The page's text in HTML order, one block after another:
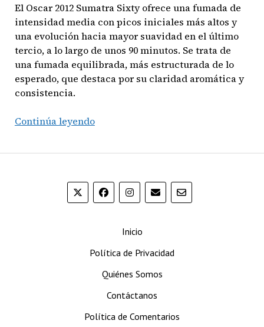
El Oscar 2012 Sumatra Sixty ofrece una fumada de
intensidad media con picos iniciales más altos y
una evolución hacia mayor suavidad en el último
tercio, a lo largo de unos 90 minutos. Se trata de
una fumada equilibrada, más estructurada de lo
esperado, que destaca por su claridad aromática y
consistencia.
Continúa leyendoOscar
Inicio
Política de Privacidad
Quiénes Somos
Contáctanos
Política de Comentarios